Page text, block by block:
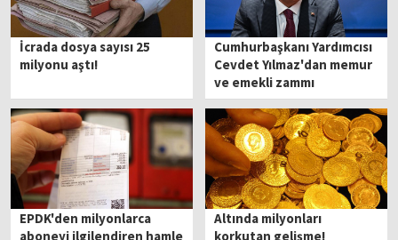
İcrada dosya sayısı 25
milyonu aştı!
Cumhurbaşkanı Yardımcısı
Cevdet Yılmaz'dan memur
ve emekli zammı
açıklaması
EPDK'den milyonlarca
aboneyi ilgilendiren hamle
Altında milyonları
korkutan gelişme!